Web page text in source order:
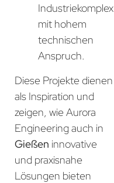
Industriekomplex
mit hohem
technischen
Anspruch.
Diese Projekte dienen
als Inspiration und
zeigen, wie Aurora
Engineering auch in
Gießen innovative
und praxisnahe
Lösungen bieten